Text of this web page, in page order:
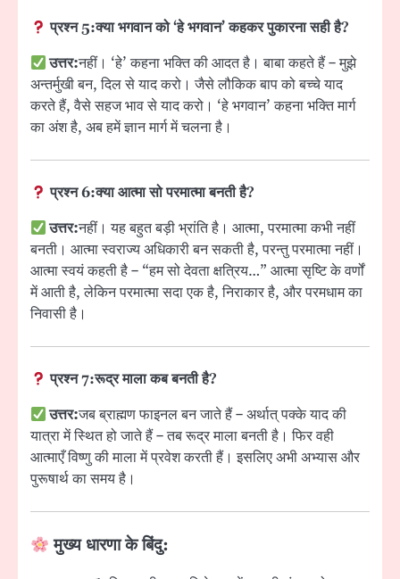
प्रश्न 5:क्या भगवान को ‘हे भगवान’ कहकर पुकारना सही है?
उत्तर:नहीं। ‘हे’ कहना भक्ति की आदत है। बाबा कहते हैं – मुझे
अन्तर्मुखी बन, दिल से याद करो। जैसे लौकिक बाप को बच्चे याद
करते हैं, वैसे सहज भाव से याद करो। ‘हे भगवान’ कहना भक्ति मार्ग
का अंश है, अब हमें ज्ञान मार्ग में चलना है।
प्रश्न 6:क्या आत्मा सो परमात्मा बनती है?
उत्तर:नहीं। यह बहुत बड़ी भ्रांति है। आत्मा, परमात्मा कभी नहीं
बनती। आत्मा स्वराज्य अधिकारी बन सकती है, परन्तु परमात्मा नहीं।
आत्मा स्वयं कहती है – “हम सो देवता क्षत्रिय…” आत्मा सृष्टि के वर्णों
में आती है, लेकिन परमात्मा सदा एक है, निराकार है, और परमधाम का
निवासी है।
प्रश्न 7:रूद्र माला कब बनती है?
उत्तर:जब ब्राह्मण फाइनल बन जाते हैं – अर्थात् पक्के याद की
यात्रा में स्थित हो जाते हैं – तब रूद्र माला बनती है। फिर वही
आत्माएँ विष्णु की माला में प्रवेश करती हैं। इसलिए अभी अभ्यास और
पुरूषार्थ का समय है।
मुख्य धारणा के बिंदु: